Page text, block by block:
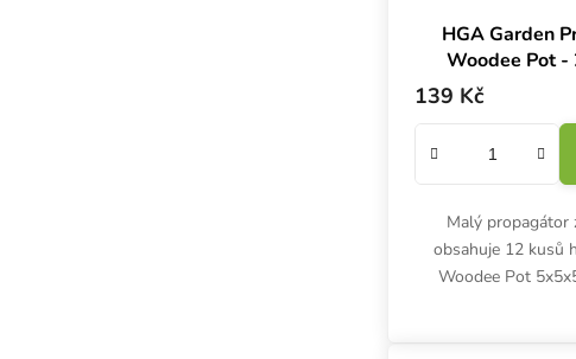
HGA Garden
Woodee Pot
139 Kč
Malý propagátor
obsahuje 12 kusů
Woodee Pot